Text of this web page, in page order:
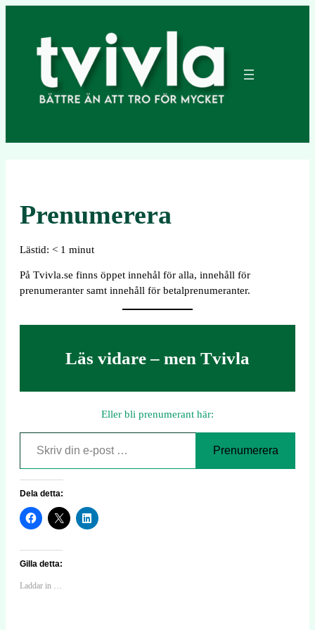
Prenumerera
Lästid: < 1 minut
På Tvivla.se finns öppet innehål för alla, innehåll för
prenumeranter samt innehåll för betalprenumeranter.
Läs vidare – men Tvivla
Eller bli prenumerant här:
Skriv din e-post …
Prenumerera
Dela detta:
Gilla detta:
Laddar in …